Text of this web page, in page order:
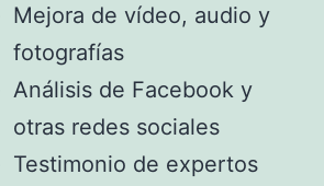
Mejora de vídeo, audio y
fotografías
Análisis de Facebook y
otras redes sociales
Testimonio de expertos